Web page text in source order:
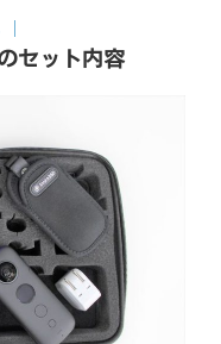
セット内容